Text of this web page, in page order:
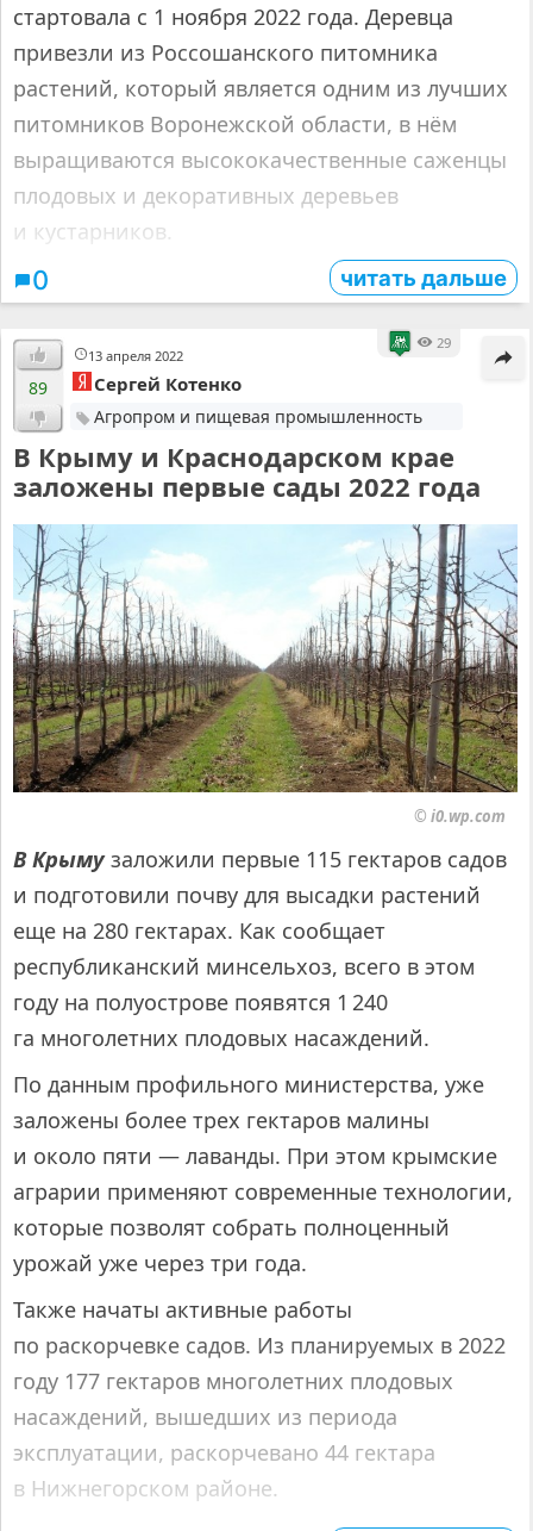
стартовала с 1 ноября 2022 года. Деревца
привезли из Россошанского питомника
растений, который является одним из лучших
питомников Воронежской области, в нём
выращиваются высококачественные саженцы
плодовых и декоративных деревьев
и кустарников.
0 читать дальше
13 апреля 2022
29
89 Сергей Котенко
Агропром и пищевая промышленность
В Крыму и Краснодарском крае
заложены первые сады 2022 года
© i0.wp.com
В Крымузаложили первые 115 гектаров садов
и подготовили почву для высадки растений
еще на 280 гектарах. Как сообщает
республиканский минсельхоз, всего в этом
году на полуострове появятся 1 240
га многолетних плодовых насаждений.
По данным профильного министерства, уже
заложены более трех гектаров малины
и около пяти — лаванды. При этом крымские
аграрии применяют современные технологии,
которые позволят собрать полноценный
урожай уже через три года.
Также начаты активные работы
по раскорчевке садов. Из планируемых в 2022
году 177 гектаров многолетних плодовых
насаждений, вышедших из периода
эксплуатации, раскорчевано 44 гектара
в Нижнегорском районе.